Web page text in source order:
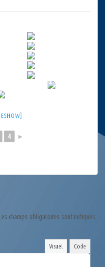
4 ►
Les champs obligatoires sont indiqués
Visuel Code